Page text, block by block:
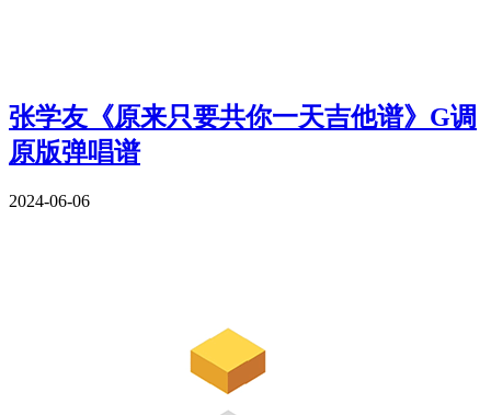
张学友《原来只要共你一天吉他谱》G调
原版弹唱谱
2024-06-06